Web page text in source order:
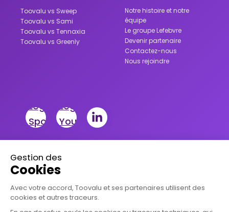
Toovalu vs Sweep
Toovalu vs Sami
Toovalu vs Tennaxia
Toovalu vs Greenly
Notre histoire et notre
équipe
Le groupe Lefebvre
Devenir partenaire
Contactez-nous
Nous rejoindre
Mentions légales
Conditions Générales de Vente
Politique de confidentialité
Processus d'alerte